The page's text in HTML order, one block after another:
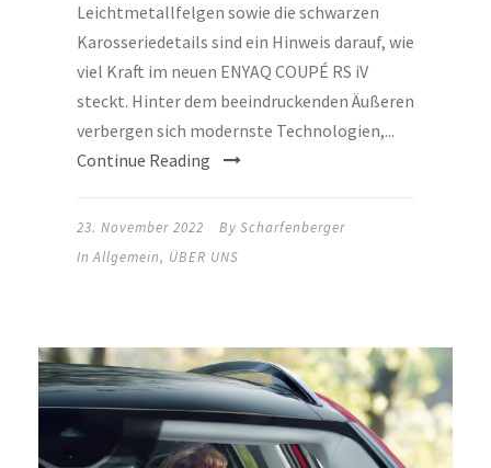
Leichtmetallfelgen sowie die schwarzen
Karosseriedetails sind ein Hinweis darauf, wie
viel Kraft im neuen ENYAQ COUPÉ RS iV
steckt. Hinter dem beeindruckenden Äußeren
verbergen sich modernste Technologien,...
Continue Reading
23. November 2022 By Scharfenberger
In Allgemein, ÜBER UNS